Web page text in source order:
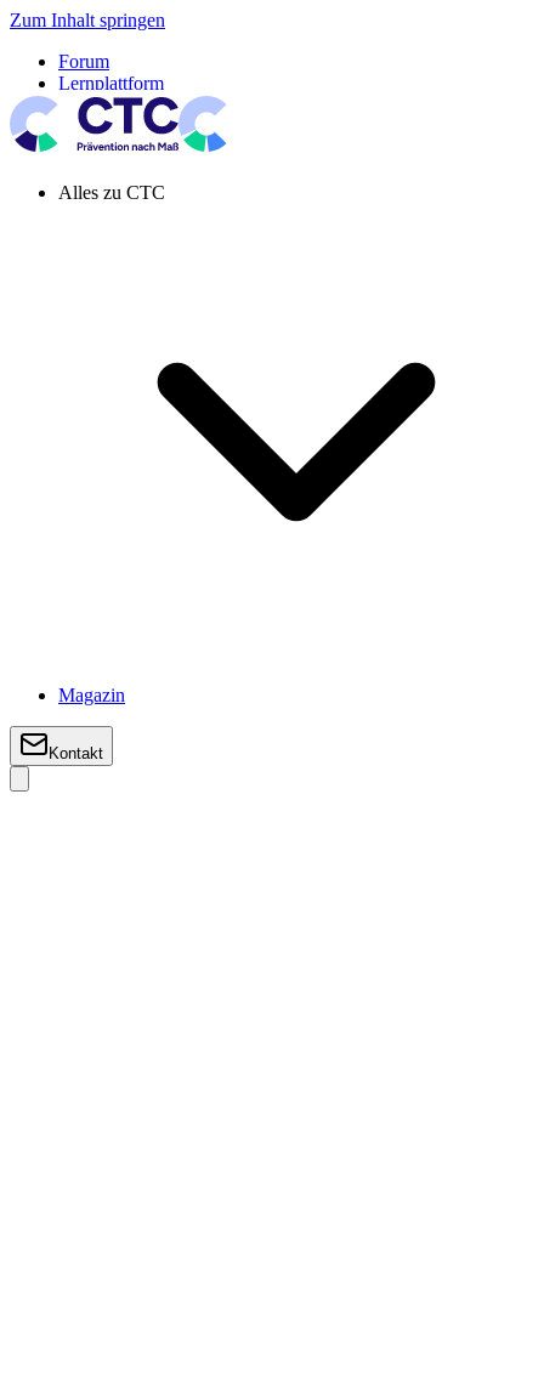
Zum Inhalt springen
Forum
Lernplattform
Pressespiegel
Newsletter
Systemeinstellung aktiv
Alles zu CTC
Magazin
Kontakt